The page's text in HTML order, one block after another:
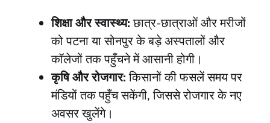
शिक्षा और स्वास्थ्य:छात्र-छात्राओं और मरीजों
को पटना या सोनपुर के बड़े अस्पतालों और
कॉलेजों तक पहुँचने में आसानी होगी।
कृषि और रोजगार:किसानों की फसलें समय पर
मंडियों तक पहुँच सकेंगी, जिससे रोजगार के नए
अवसर खुलेंगे।